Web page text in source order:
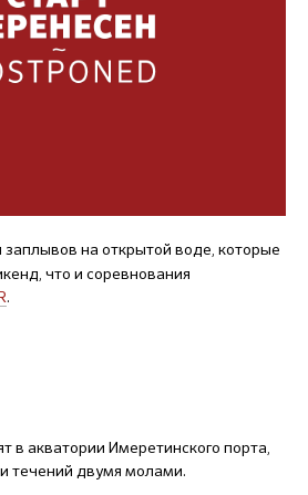
заплывов на открытой воде, которые
что и соревнования
.
в акватории Имеретинского порта,
течений двумя молами.